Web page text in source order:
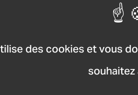
des cookies et vous